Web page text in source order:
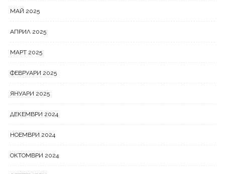
МАЙ 2025
АПРИЛ 2025
МАРТ 2025
ФЕВРУАРИ 2025
ЯНУАРИ 2025
ДЕКЕМВРИ 2024
НОЕМВРИ 2024
ОКТОМВРИ 2024